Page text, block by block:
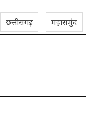
छत्तीसगढ़ महासमुंद